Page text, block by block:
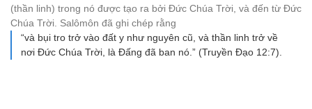
(thần linh) trong nó được tạo ra bởi Đức Chúa Trời, và đến từ Đức
Chúa Trời. Salômôn đã ghi chép rằng
“và bụi tro trở vào đất y như nguyên cũ, và thần linh trở về
nơi Ðức Chúa Trời, là Ðấng đã ban nó.” (Truyền Đạo 12:7).